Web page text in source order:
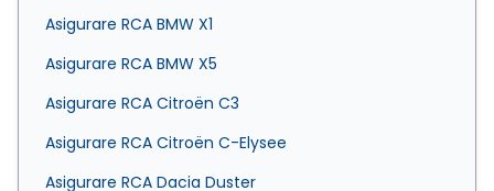
Asigurare RCA BMW X1
Asigurare RCA BMW X5
Asigurare RCA Citroën C3
Asigurare RCA Citroën C-Elysee
Asigurare RCA Dacia Duster